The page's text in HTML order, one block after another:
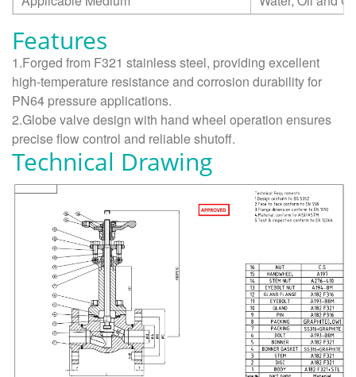
Features
1.Forged from F321 stainless steel, providing excellent
high-temperature resistance and corrosion durability for
PN64 pressure applications.
2.Globe valve design with hand wheel operation ensures
precise flow control and reliable shutoff.
Technical Drawing